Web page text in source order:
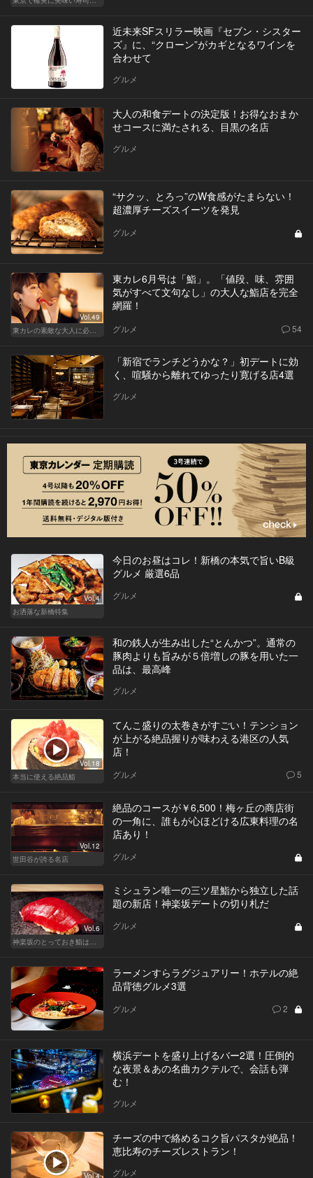
近未来SFスリラー映画『セブン・シスター
ズ』に、“クローン”がカギとなるワインを
合わせて
グルメ
大人の和食デートの決定版！お得なおまか
せコースに満たされる、目黒の名店
グルメ
“サクッ、とろっ”のW食感がたまらない！
超濃厚チーズスイーツを発見
グルメ
Vol.49
東カレの素敵な大人に必要なこと
東カレ6月号は「鮨」。「値段、味、雰囲
気がすべて文句なし」の大人な鮨店を完全
網羅！
グルメ 54
「新宿でランチどうかな？」初デートに効
く、喧騒から離れてゆったり寛げる店4選
グルメ
Vol.4
お洒落な新橋特集
今日のお昼はコレ！新橋の本気で旨いB級
グルメ 厳選6品
グルメ
和の鉄人が生み出した“とんかつ”。通常の
豚肉よりも旨みが５倍増しの豚を用いた一
品は、最高峰
グルメ
Vol.18
本当に使える絶品鮨
てんこ盛りの太巻きがすごい！テンション
が上がる絶品握りが味わえる港区の人気
店！
グルメ 5
Vol.12
世田谷が誇る名店
絶品のコースが￥6,500！梅ヶ丘の商店街
の一角に、誰もが心ほどける広東料理の名
店あり！
グルメ
Vol.6
神楽坂のとっておき鮨は、ふたりだけの秘密
ミシュラン唯一の三ツ星鮨から独立した話
題の新店！神楽坂デートの切り札だ
グルメ
ラーメンすらラグジュアリー！ホテルの絶
品背徳グルメ3選
グルメ 2
横浜デートを盛り上げるバー2選！圧倒的
な夜景＆あの名曲カクテルで、会話も弾
む！
グルメ
Vol.4
チーズの中で絡めるコク旨パスタが絶品！
恵比寿のチーズレストラン！
グルメ